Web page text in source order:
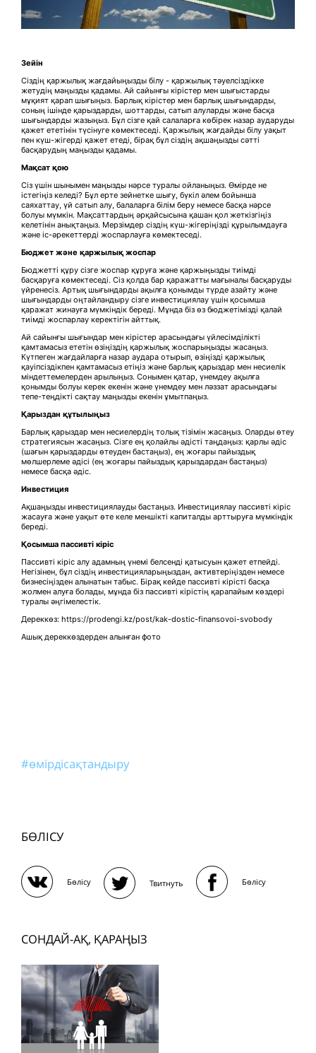
Зейін
Сіздің қаржылық жағдайыңызды білу - қаржылық тәуелсіздікке
жетудің маңызды қадамы. Ай сайынғы кірістер мен шығыстарды
мұқият қарап шығыңыз. Барлық кірістер мен барлық шығындарды,
соның ішінде қарыздарды, шоттарды, сатып алуларды және басқа
шығындарды жазыңыз. Бұл сізге қай салаларға көбірек назар аударуды
қажет ететінін түсінуге көмектеседі. Қаржылық жағдайды білу уақыт
пен күш-жігерді қажет етеді, бірақ бұл сіздің ақшаңызды сәтті
басқарудың маңызды қадамы.
Мақсат қою
Сіз үшін шынымен маңызды нәрсе туралы ойланыңыз. Өмірде не
істегіңіз келеді? Бұл ерте зейнетке шығу, бүкіл әлем бойынша
саяхаттау, үй сатып алу, балаларға білім беру немесе басқа нәрсе
болуы мүмкін. Мақсаттардың әрқайсысына қашан қол жеткізгіңіз
келетінін анықтаңыз. Мерзімдер сіздің күш-жігеріңізді құрылымдауға
және іс-әрекеттерді жоспарлауға көмектеседі.
Бюджет және қаржылық жоспар
Бюджетті құру сізге жоспар құруға және қаржыңызды тиімді
басқаруға көмектеседі. Сіз қолда бар қаражатты мағыналы басқаруды
үйренесіз. Артық шығындарды ақылға қонымды түрде азайту және
шығындарды оңтайландыру сізге инвестициялау үшін қосымша
қаражат жинауға мүмкіндік береді. Мұнда біз өз бюджетімізді қалай
тиімді жоспарлау керектігін айттық.
Ай сайынғы шығындар мен кірістер арасындағы үйлесімділікті
қамтамасыз ететін өзіңіздің қаржылық жоспарыңызды жасаңыз.
Күтпеген жағдайларға назар аудара отырып, өзіңізді қаржылық
қауіпсіздікпен қамтамасыз етіңіз және барлық қарыздар мен несиелік
міндеттемелерден арылыңыз. Сонымен қатар, үнемдеу ақылға
қонымды болуы керек екенін және үнемдеу мен ләззат арасындағы
тепе-теңдікті сақтау маңызды екенін ұмытпаңыз.
Қарыздан құтылыңыз
Барлық қарыздар мен несиелердің толық тізімін жасаңыз. Оларды өтеу
стратегиясын жасаңыз. Сізге ең қолайлы әдісті таңдаңыз: қарлы әдіс
(шағын қарыздарды өтеуден бастаңыз), ең жоғары пайыздық
мөлшерлеме әдісі (ең жоғары пайыздық қарыздардан бастаңыз)
немесе басқа әдіс.
Инвестиция
Ақшаңызды инвестициялауды бастаңыз. Инвестициялау пассивті кіріс
жасауға және уақыт өте келе меншікті капиталды арттыруға мүмкіндік
береді.
Қосымша пассивті кіріс
Пассивті кіріс алу адамның үнемі белсенді қатысуын қажет етпейді.
Негізінен, бұл сіздің инвестицияларыңыздан, активтеріңізден немесе
бизнесіңізден алынатын табыс. Бірақ кейде пассивті кірісті басқа
жолмен алуға болады, мұнда біз пассивті кірістің қарапайым көздері
туралы әңгімелестік.
Дереккөз: https://prodengi.kz/post/kak-dostic-finansovoi-svobody
Ашық дереккөздерден алынған фото
#өмірдісақтандыру
БӨЛІСУ
Бөлісу Твитнуть Бөлісу
СОНДАЙ-АҚ, ҚАРАҢЫЗ